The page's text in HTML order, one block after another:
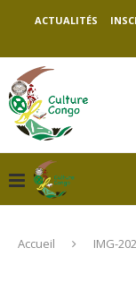
ACTUALITÉS
Accueil IMG-